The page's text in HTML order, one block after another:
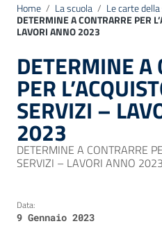
Home / La scuola / Le carte
DETERMINE A CONTRARRE PER
LAVORI ANNO 2023
DETERMINE A
PER
SERVIZI –
2023
DETERMINE A CONTRARRE
SERVIZI – LAVORI ANNO 2023
Data:
9 Gennaio 2023